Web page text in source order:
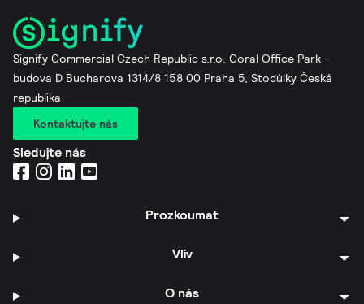
Signify Commercial Czech Republic s.r.o. Coral Office Park –
budova D Bucharova 1314/8 158 00 Praha 5, Stodůlky Česká
republika
Kontaktujte nás
Sledujte nás
Prozkoumat
Vliv
O nás